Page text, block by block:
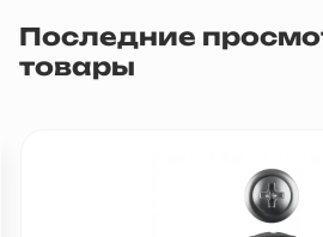
Последние
товары